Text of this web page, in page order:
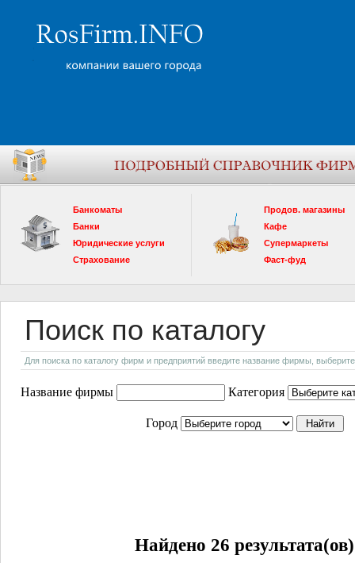
Банкоматы
Банки
Юридические услуги
Страхование
Продов. магазины
Кафе
Супермаркеты
Фаст-фуд
Поиск по каталогу
Для поиска по каталогу фирм и предприятий введите название фирмы, выберите
Название фирмы Категория
Город
Найдено 26 результата(ов)